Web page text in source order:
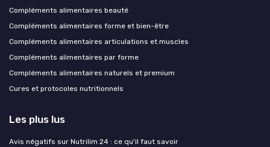
Compléments alimentaires beauté
Compléments alimentaires forme et bien-être
Compléments alimentaires articulations et muscles
Compléments alimentaires par forme
Compléments alimentaires naturels et premium
Cures et protocoles nutritionnels
Les plus lus
Avis négatifs sur Nutrilim 24 : ce qu'il faut savoir